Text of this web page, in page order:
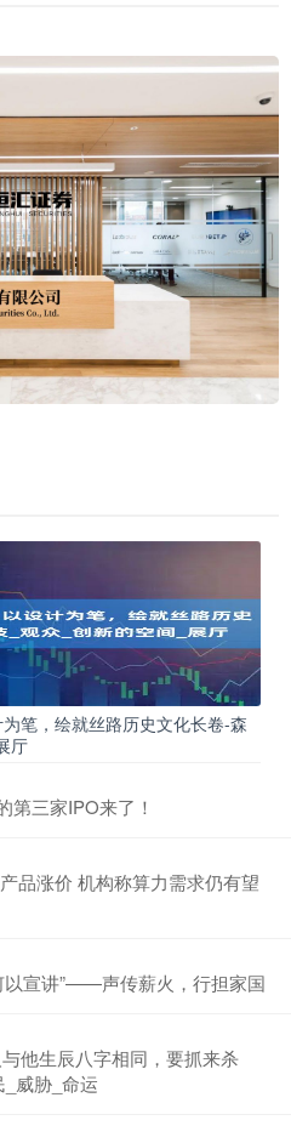
笔，绘就丝路历史文化长卷-森
厅
第三家IPO来了！
品涨价 机构称算力需求仍有望
以宣讲”——声传薪火，行担家国
他生辰八字相同，要抓来杀
威胁_命运